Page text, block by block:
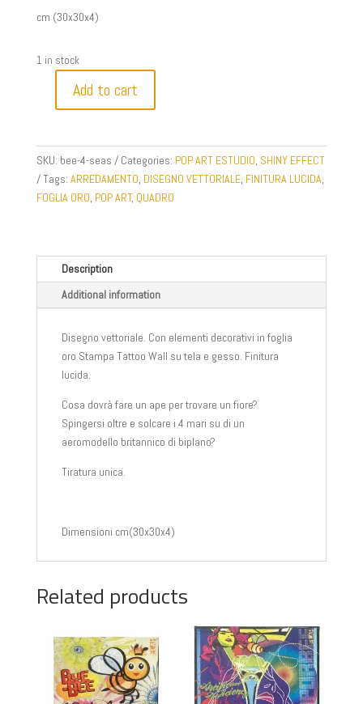
cm (30x30x4)
1 in stock
quantity
Add to cart
SKU: bee-4-seas Categories: POP ART ESTUDIO, SHINY EFFECT
Tags: ARREDAMENTO, DISEGNO VETTORIALE, FINITURA LUCIDA,
FOGLIA ORO, POP ART, QUADRO
Description
Additional information
Disegno vettoriale. Con elementi decorativi in ​​foglia
oro Stampa Tattoo Wall su tela e gesso. Finitura
lucida.
Cosa dovrà fare un ape per trovare un fiore?
Spingersi oltre e solcare i 4 mari su di un
aeromodello britannico di biplano?
Tiratura unica.
Dimensioni cm(30x30x4)
Related products